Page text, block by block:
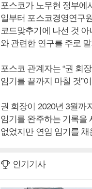
포스코가 노무현 정부에
일부터 포스코경영연구
코드맞추기에 나선 것
와 관련한 연구를 주로
포스코 관계자는 “권 회
임기를 끝까지 마칠 것”
권 회장이 2020년 3월까
임기를 완주하는 기록을
없었지만 연임 임기를
인기기사